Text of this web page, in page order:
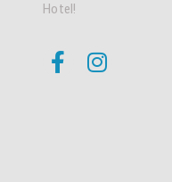
Hotel!